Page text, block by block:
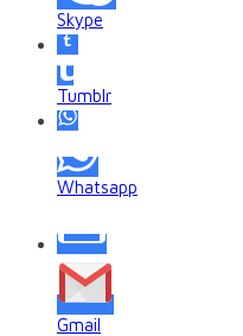
Skype
Tumblr
Whatsapp
Gmail